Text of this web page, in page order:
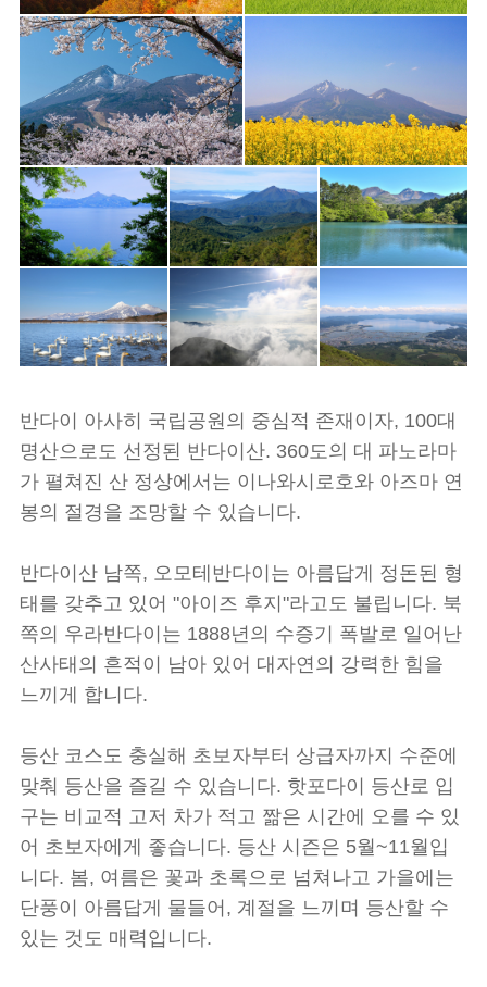
반다이 아사히 국립공원의 중심적 존재이자, 100대
명산으로도 선정된 반다이산. 360도의 대 파노라마
가 펼쳐진 산 정상에서는 이나와시로호와 아즈마 연
봉의 절경을 조망할 수 있습니다.
반다이산 남쪽, 오모테반다이는 아름답게 정돈된 형
태를 갖추고 있어 "아이즈 후지"라고도 불립니다. 북
쪽의 우라반다이는 1888년의 수증기 폭발로 일어난
산사태의 흔적이 남아 있어 대자연의 강력한 힘을
느끼게 합니다.
등산 코스도 충실해 초보자부터 상급자까지 수준에
맞춰 등산을 즐길 수 있습니다. 핫포다이 등산로 입
구는 비교적 고저 차가 적고 짦은 시간에 오를 수 있
어 초보자에게 좋습니다. 등산 시즌은 5월~11월입
니다. 봄, 여름은 꽃과 초록으로 넘쳐나고 가을에는
단풍이 아름답게 물들어, 계절을 느끼며 등산할 수
있는 것도 매력입니다.